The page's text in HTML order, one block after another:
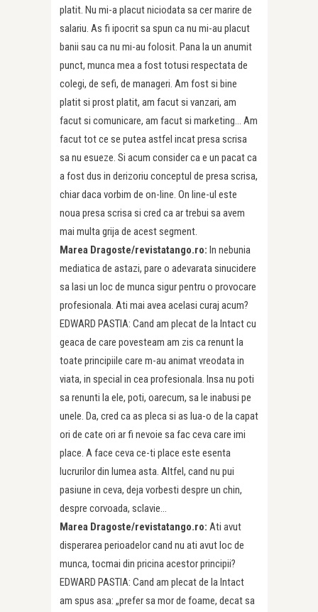
platit. Nu mi-a placut niciodata sa cer marire de
salariu. As fi ipocrit sa spun ca nu mi-au placut
banii sau ca nu mi-au folosit. Pana la un anumit
punct, munca mea a fost totusi respectata de
colegi, de sefi, de manageri. Am fost si bine
platit si prost platit, am facut si vanzari, am
facut si comunicare, am facut si marketing… Am
facut tot ce se putea astfel incat presa scrisa
sa nu esueze. Si acum consider ca e un pacat ca
a fost dus in derizoriu conceptul de presa scrisa,
chiar daca vorbim de on-line. On line-ul este
noua presa scrisa si cred ca ar trebui sa avem
mai multa grija de acest segment.
Marea Dragoste/revistatango.ro: In nebunia
mediatica de astazi, pare o adevarata sinucidere
sa lasi un loc de munca sigur pentru o provocare
profesionala. Ati mai avea acelasi curaj acum?
EDWARD PASTIA: Cand am plecat de la Intact cu
geaca de care povesteam am zis ca renunt la
toate principiile care m-au animat vreodata in
viata, in special in cea profesionala. Insa nu poti
sa renunti la ele, poti, oarecum, sa le inabusi pe
unele. Da, cred ca as pleca si as lua-o de la capat
ori de cate ori ar fi nevoie sa fac ceva care imi
place. A face ceva ce-ti place este esenta
lucrurilor din lumea asta. Altfel, cand nu pui
pasiune in ceva, deja vorbesti despre un chin,
despre corvoada, sclavie…
Marea Dragoste/revistatango.ro: Ati avut
disperarea perioadelor cand nu ati avut loc de
munca, tocmai din pricina acestor principii?
EDWARD PASTIA: Cand am plecat de la Intact
am spus asa: „prefer sa mor de foame, decat sa